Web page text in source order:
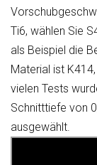
Ti6, wählen Sie
als Beispiel die
Material ist
vielen Tests
Schnitttiefe von
ausgewählt.